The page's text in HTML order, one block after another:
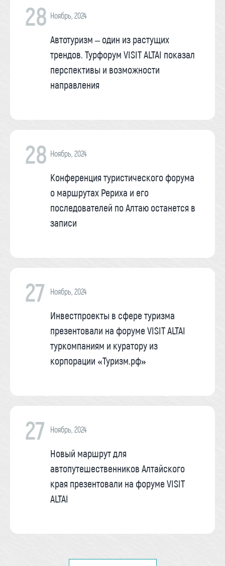
28 Ноябрь, 2024
Автотуризм – один из растущих
трендов. Турфорум VISIT ALTAI показал
перспективы и возможности
направления
28 Ноябрь, 2024
Конференция туристического форума
о маршрутах Рериха и его
последователей по Алтаю останется в
записи
27 Ноябрь, 2024
Инвестпроекты в сфере туризма
презентовали на форуме VISIT ALTAI
туркомпаниям и куратору из
корпорации «Туризм.рф»
27 Ноябрь, 2024
Новый маршрут для
автопутешественников Алтайского
края презентовали на форуме VISIT
ALTAI